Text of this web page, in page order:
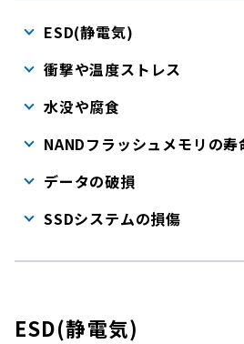
ESD(静電気)
衝撃や温度ストレス
水没や腐食
NANDフラッシュメモリの寿
データの破損
SSDシステムの損傷
ESD(静電気)